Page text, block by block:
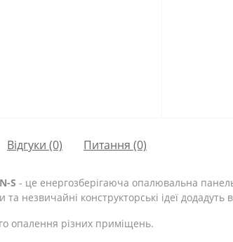
Відгуки (0) Питання (0)
S - це енергозберігаюча опалювальна
незвичайні конструкторські ідеї
опалення різних приміщень.